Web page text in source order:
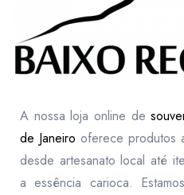
A nossa loja online de
de Janeiro oferece produtos
desde artesanato local até
a essência carioca.